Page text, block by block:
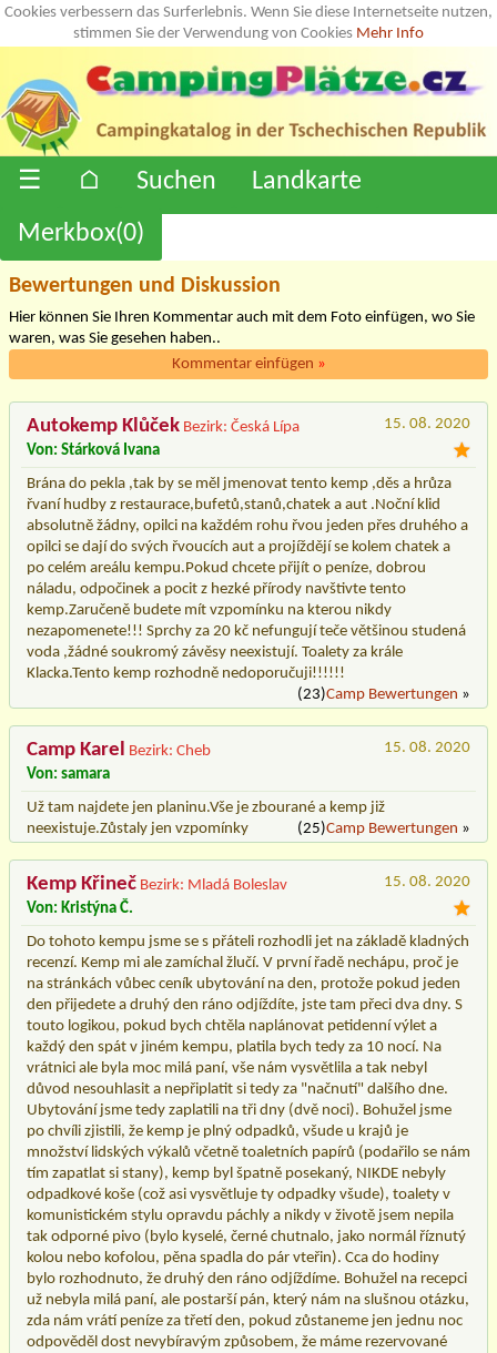
Cookies verbessern das Surferlebnis. Wenn Sie diese Internetseite nutzen,
stimmen Sie der Verwendung von Cookies Mehr Info
☰ ⌂ Suchen
Landkarte
Merkbox(0)
Bewertungen und Diskussion
Hier können Sie Ihren Kommentar auch mit dem Foto einfügen, wo Sie
waren, was Sie gesehen haben..
Kommentar einfügen »
Autokemp Klůček Bezirk: Česká Lípa
15. 08. 2020
Von: Stárková Ivana
Brána do pekla ,tak by se měl jmenovat tento kemp ,děs a hrůza
řvaní hudby z restaurace,bufetů,stanů,chatek a aut .Noční klid
absolutně žádny, opilci na každém rohu řvou jeden přes druhého a
opilci se dají do svých řvoucích aut a projíždějí se kolem chatek a
po celém areálu kempu.Pokud chcete přijít o peníze, dobrou
náladu, odpočinek a pocit z hezké přírody navštivte tento
kemp.Zaručeně budete mít vzpomínku na kterou nikdy
nezapomenete!!! Sprchy za 20 kč nefungují teče většinou studená
voda ,žádné soukromý závěsy neexistují. Toalety za krále
Klacka.Tento kemp rozhodně nedoporučuji!!!!!!
(23)Camp Bewertungen »
Camp Karel Bezirk: Cheb
15. 08. 2020
Von: samara
Už tam najdete jen planinu.Vše je zbourané a kemp již
neexistuje.Zůstaly jen vzpomínky
(25)Camp Bewertungen »
Kemp Křineč Bezirk: Mladá Boleslav
15. 08. 2020
Von: Kristýna Č.
Do tohoto kempu jsme se s přáteli rozhodli jet na základě kladných
recenzí. Kemp mi ale zamíchal žlučí. V první řadě nechápu, proč je
na stránkách vůbec ceník ubytování na den, protože pokud jeden
den přijedete a druhý den ráno odjíždíte, jste tam přeci dva dny. S
touto logikou, pokud bych chtěla naplánovat petidenní výlet a
každý den spát v jiném kempu, platila bych tedy za 10 nocí. Na
vrátnici ale byla moc milá paní, vše nám vysvětlila a tak nebyl
důvod nesouhlasit a nepřiplatit si tedy za "načnutí" dalšího dne.
Ubytování jsme tedy zaplatili na tři dny (dvě noci). Bohužel jsme
po chvíli zjistili, že kemp je plný odpadků, všude u krajů je
množství lidských výkalů včetně toaletních papírů (podařilo se nám
tím zapatlat si stany), kemp byl špatně posekaný, NIKDE nebyly
odpadkové koše (což asi vysvětluje ty odpadky všude), toalety v
komunistickém stylu opravdu páchly a nikdy v životě jsem nepila
tak odporné pivo (bylo kyselé, černé chutnalo, jako normál říznutý
kolou nebo kofolou, pěna spadla do pár vteřin). Cca do hodiny
bylo rozhodnuto, že druhý den ráno odjíždíme. Bohužel na recepci
už nebyla milá paní, ale postarší pán, který nám na slušnou otázku,
zda nám vrátí peníze za třetí den, pokud zůstaneme jen jednu noc
odpověděl dost nevybíravým způsobem, že máme rezervované